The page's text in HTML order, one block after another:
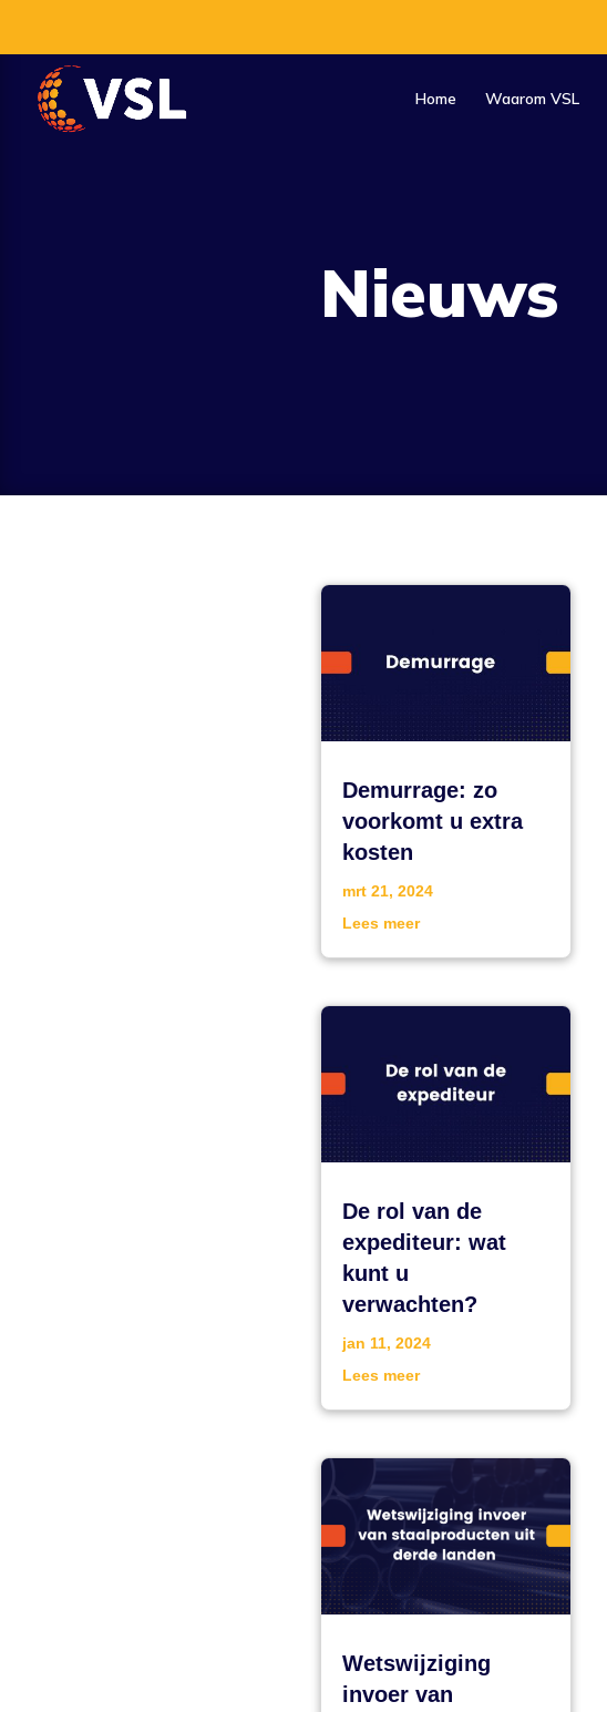
Home Waarom VSL
Nieuws
Demurrage: zo
voorkomt u extra
kosten
mrt 21, 2024
Lees meer
De rol van de
expediteur: wat
kunt u
verwachten?
jan 11, 2024
Lees meer
Wetswijziging
invoer van